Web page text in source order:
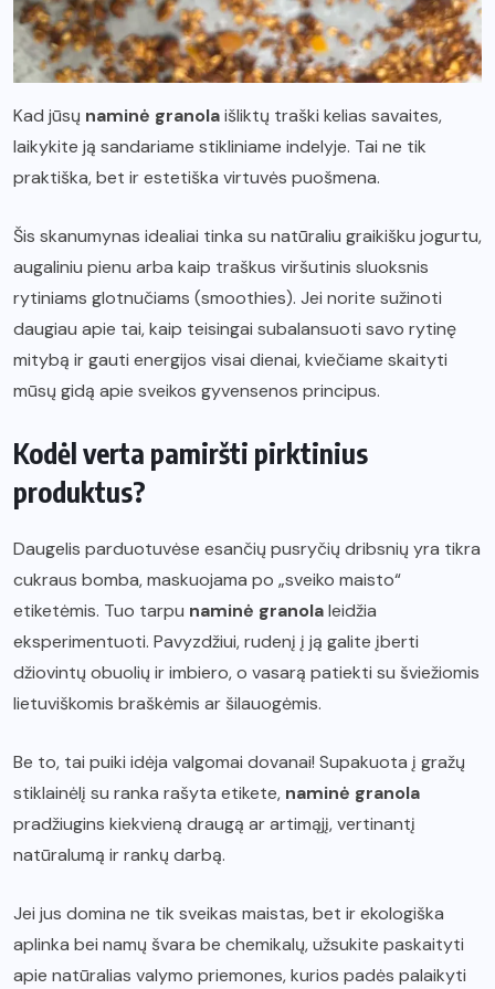
Kad jūsų naminė granolaišliktų traški kelias savaites,
laikykite ją sandariame stikliniame indelyje. Tai ne tik
praktiška, bet ir estetiška virtuvės puošmena.
Šis skanumynas idealiai tinka su natūraliu graikišku jogurtu,
augaliniu pienu arba kaip traškus viršutinis sluoksnis
rytiniams glotnučiams (smoothies). Jei norite sužinoti
daugiau apie tai, kaip teisingai subalansuoti savo rytinę
mitybą ir gauti energijos visai dienai, kviečiame skaityti
mūsų gidą apie sveikos gyvensenos principus.
Kodėl verta pamiršti pirktinius
produktus?
Daugelis parduotuvėse esančių pusryčių dribsnių yra tikra
cukraus bomba, maskuojama po „sveiko maisto“
etiketėmis. Tuo tarpu naminė granolaleidžia
eksperimentuoti. Pavyzdžiui, rudenį į ją galite įberti
džiovintų obuolių ir imbiero, o vasarą patiekti su šviežiomis
lietuviškomis braškėmis ar šilauogėmis.
Be to, tai puiki idėja valgomai dovanai! Supakuota į gražų
stiklainėlį su ranka rašyta etikete, naminė granola
pradžiugins kiekvieną draugą ar artimąjį, vertinantį
natūralumą ir rankų darbą.
Jei jus domina ne tik sveikas maistas, bet ir ekologiška
aplinka bei namų švara be chemikalų, užsukite paskaityti
apie natūralias valymo priemones, kurios padės palaikyti